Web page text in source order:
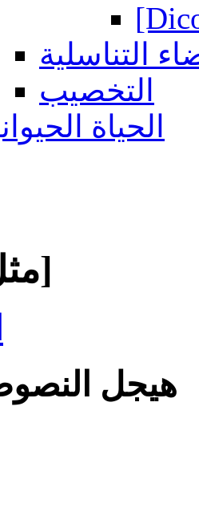
التناسلية
التخصيب
الحياة
[مثل الهليون]
هيجل